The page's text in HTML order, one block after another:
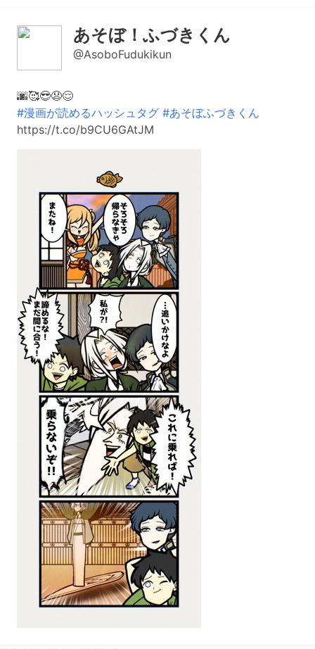
あそぼ！ふづきくん
@AsoboFudukikun
🌆🥰😎😧😌
#漫画が読めるハッシュタグ #あそぼふづきくん
https://t.co/b9CU6GAtJM